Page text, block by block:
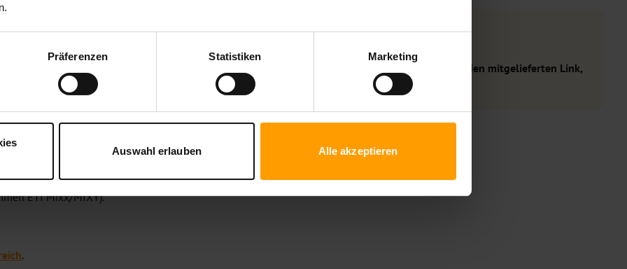
Präferenzen Statistiken Marketing
Auswahl erlauben Alle akzeptieren
sich damit einverstanden, ab sofort den ausgewählten ETI Newsletter zu erhalten.
bestätigen Sie den Erhalt der Mail und die Teilnahme an unserem Newsletterversand über den mitgelieferten Link,
ETI Mixx/MIXY).
.